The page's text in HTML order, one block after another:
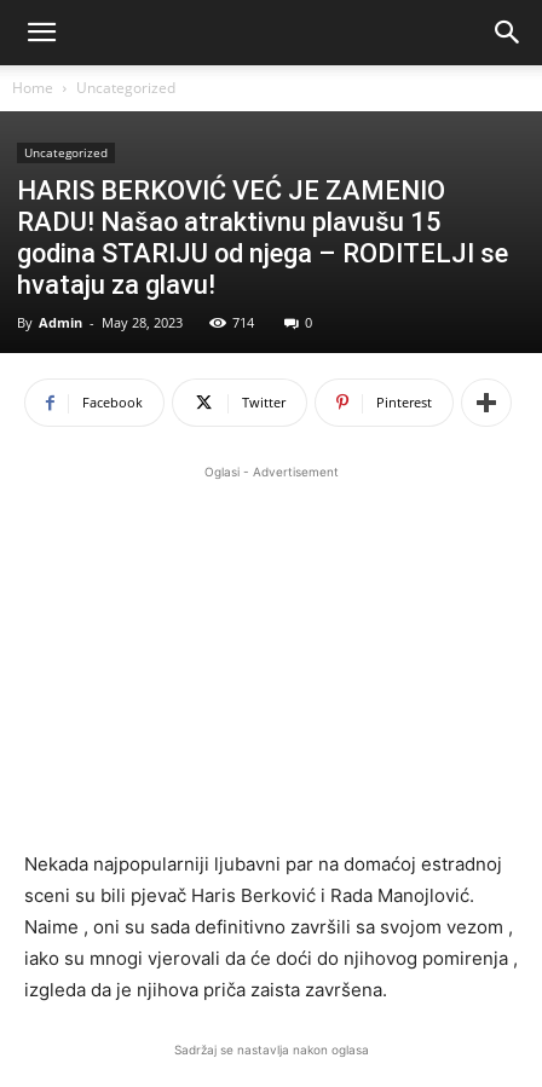
Home Uncategorized
Uncategorized
HARIS BERKOVIĆ VEĆ JE ZAMENIO
RADU! Našao atraktivnu plavušu 15
godina STARIJU od njega – RODITELJI se
hvataju za glavu!
By Admin - May 28, 2023 714 0
Facebook Twitter Pinterest
Oglasi - Advertisement
Nekada najpopularniji ljubavni par na domaćoj estradnoj
sceni su bili pjevač Haris Berković i Rada Manojlović.
Naime , oni su sada definitivno završili sa svojom vezom ,
iako su mnogi vjerovali da će doći do njihovog pomirenja ,
izgleda da je njihova priča zaista završena.
Sadržaj se nastavlja nakon oglasa